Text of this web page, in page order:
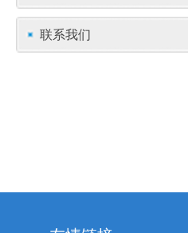
联系我们